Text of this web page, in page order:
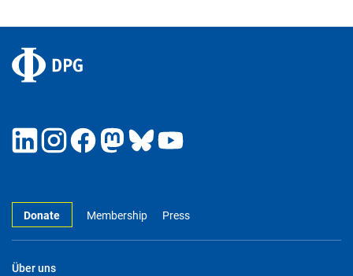
Donate Membership Press
Über uns